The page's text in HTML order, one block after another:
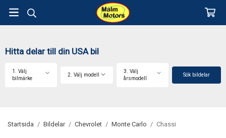
Hitta delar till din USA bil
1. Välj
bilmärke
2. Välj modell
3. Välj
årsmodell
Sök bildelar
Startsida / Bildelar / Chevrolet / Monte Carlo / Chassi